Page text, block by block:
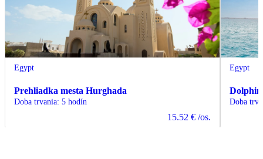
Egypt
Prehliadka mesta Hurghada
Doba trvania: 5 hodín
15.52 € /os.
Egypt
Dolphin
Doba